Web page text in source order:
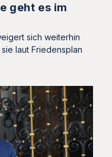
geht es im
sich weiterhin
laut Friedensplan